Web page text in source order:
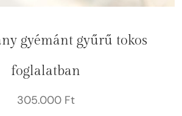
gyémánt gyűrű tokos
foglalatban
305.000 Ft